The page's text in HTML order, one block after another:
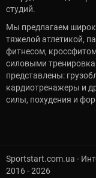
студий.
Мы предлагаем
тяжелой атлетикой,
фитнесом,
силовыми
представлены:
кардиотренажеры и
силы, похудения и
Sportstart.com.ua -
2016 - 2026